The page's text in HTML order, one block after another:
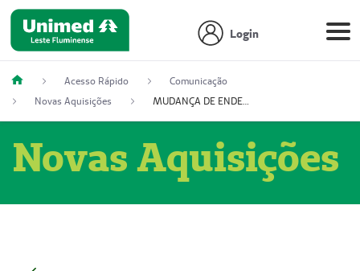
Login
Acesso Rápido
Comunicação
Novas Aquisições
MUDANÇA DE ENDEREÇO - DIAGITAB SERVIÇOS MÉDICOS LTDA (54003267-5)
Novas Aquisições